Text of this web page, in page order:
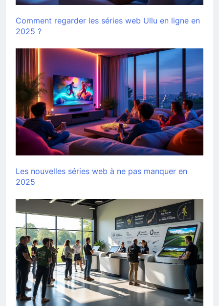
Comment regarder les séries web Ullu en ligne en
2025 ?
Les nouvelles séries web à ne pas manquer en
2025